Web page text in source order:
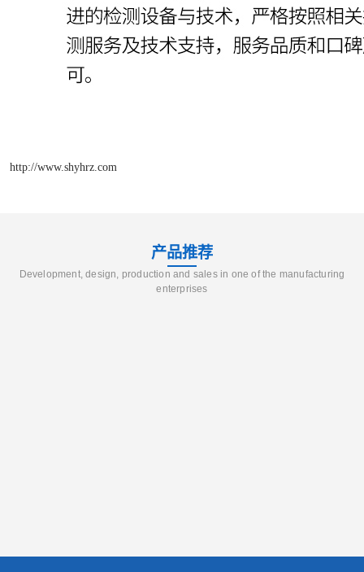
http://www.shyhrz.com
产品推荐
Development, design, production and sales in one of the manufacturing
enterprises